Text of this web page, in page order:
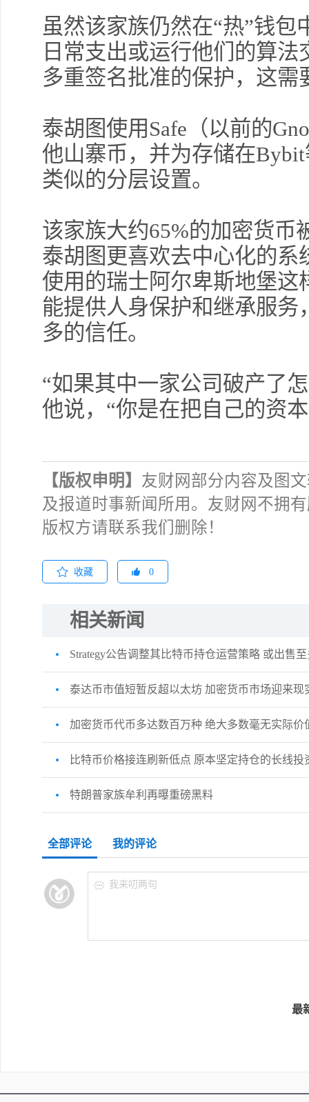
虽然该家族仍然在“热”钱
日常支出或运行他们的算
多重签名批准的保护，这
泰胡图使用Safe（以前的
他山寨币，并为存储在
类似的分层设置。
该家族大约65%的加密货
泰胡图更喜欢去中心化的系
使用的瑞士阿尔卑斯地堡
能提供人身保护和继承服
多的信任。
“如果其中一家公司破产了
他说，“你是在把自己的资
【版权申明】 友财网部分内容及图
及报道时事新闻所用。友财网不拥
版权方请联系我们删除！
收藏 0
相关新闻
Strategy公告调整其比特币持仓运营策略 或出售
泰达币市值短暂反超以太坊 加密货币市场迎来现
加密货币代币多达数百万种 绝大多数毫无实际价
比特币价格接连刷新低点 原本坚定持仓的长线投
特朗普家族牟利再曝重磅黑料
全部评论 我的评论
我来叨两句
最